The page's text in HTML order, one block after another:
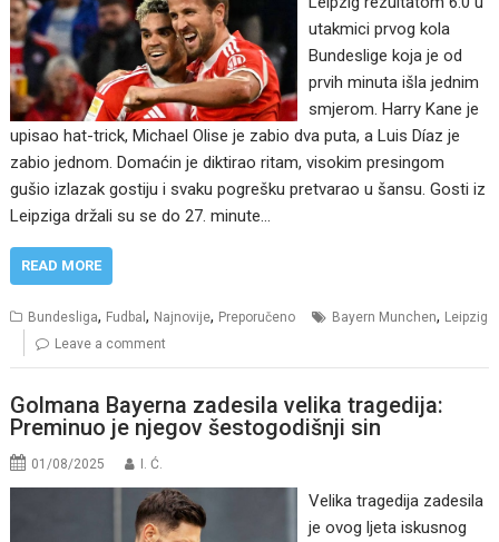
utakmici prvog kola
Bundeslige koja je od
prvih minuta išla jednim
smjerom. Harry Kane je
upisao hat-trick, Michael Olise je zabio dva puta, a Luis Díaz je
zabio jednom. Domaćin je diktirao ritam, visokim presingom
gušio izlazak gostiju i svaku pogrešku pretvarao u šansu. Gosti iz
Leipziga držali su se do 27. minute…
READ MORE
Bundesliga, Fudbal, Najnovije, Preporučeno Bayern Munchen, Leipzig
Leave a comment
Golmana Bayerna zadesila velika tragedija:
Preminuo je njegov šestogodišnji sin
01/08/2025 I. Ć.
Velika tragedija zadesila
je ovog ljeta iskusnog